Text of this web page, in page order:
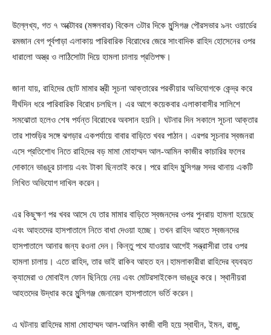
উল্লেখ্য, গত ৭ অক্টোবর (মঙ্গলবার) বিকেল ৩টার দিকে মুন্সিগঞ্জ পৌরসভার ৯নং ওয়ার্ডের
রমজান বেগ পূর্বপাড়া এলাকায় পারিবারিক বিরোধের জেরে সাংবাদিক রাহিদ হোসেনের ওপর
ধারালো অস্ত্র ও লাঠিসোটা দিয়ে হামলা চালায় প্রতিপক্ষ।
জানা যায়, রাহিদের ছোট মামার স্ত্রী সূচনা আক্তারের পরকীয়ার অভিযোগকে কেন্দ্র করে
দীর্ঘদিন ধরে পারিবারিক বিরোধ চলছিল। এর আগে কয়েকবার এলাকাবাসীর সালিশে
সমঝোতা হলেও শেষ পর্যন্ত বিরোধের অবসান হয়নি। ঘটনার দিন সকালে সূচনা আক্তার
তার শাশুড়ির সঙ্গে ঝগড়ার একপর্যায়ে বাবার বাড়িতে খবর পাঠান। এরপর সূচনার স্বজনরা
এসে প্রতিশোধ নিতে রাহিদের বড় মামা মোহাম্মদ আল-আমিন কাজীর কাচারির ফলের
দোকানে ভাঙচুর চালায় এবং টাকা ছিনতাই করে। পরে রাহিদ মুন্সিগঞ্জ সদর থানায় একটি
লিখিত অভিযোগ দাখিল করেন।
এর কিছুক্ষণ পর খবর আসে যে তার মামার বাড়িতে স্বজনদের ওপর পুনরায় হামলা হয়েছে
এবং আহতদের হাসপাতালে নিতে বাধা দেওয়া হচ্ছে। তখন রাহিদ আহত স্বজনদের
হাসপাতালে আনার জন্য রওনা দেন। কিন্তু পথে যাওয়ার আগেই সন্ত্রাসীরা তার ওপর
হামলা চালায়। এতে রাহিদ, তার ভাই রাকিব আহত হন।হামলাকারীরা রাহিদের ব্যবহৃত
ক্যামেরা ও মোবাইল ফোন ছিনিয়ে নেয় এবং মোটরসাইকেল ভাঙচুর করে। স্থানীয়রা
আহতদের উদ্ধার করে মুন্সিগঞ্জ জেনারেল হাসপাতালে ভর্তি করেন।
এ ঘটনায় রাহিদের মামা মোহাম্মদ আল-আমিন কাজী বাদী হয়ে স্বাধীন, ইমন, রাজু,